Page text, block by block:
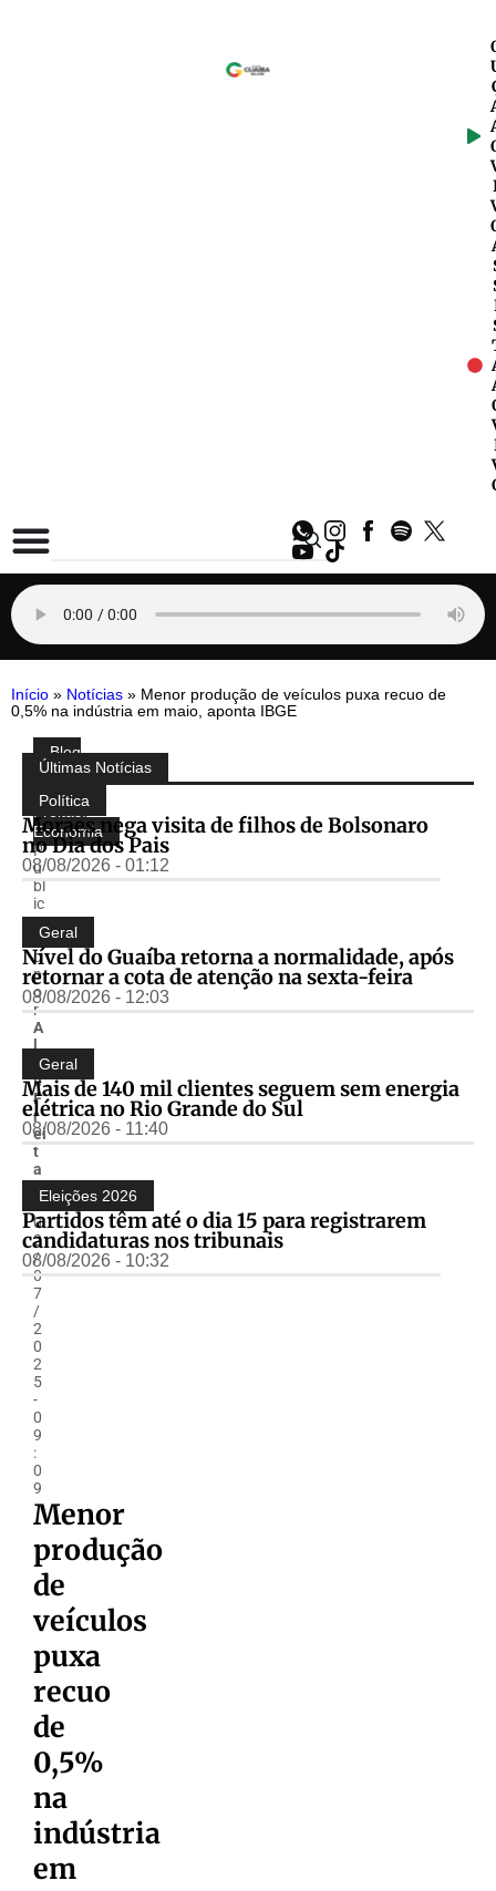
Início » Notícias » Menor produção de veículos puxa recuo de
0,5% na indústria em maio, aponta IBGE
Compartilhe:
Blog
do
Almir
Freitas,
Economia
P
u
bl
ic
a
d
o
p
o
r
A
l
m
ir
F
r
ei
t
a
s
0
2
/
0
7
/
2
0
2
5
-
0
9
:
0
9
Menor
produção
de
veículos
puxa
recuo
de
0,5%
na
indústria
em
Últimas Notícias
Política
Moraes nega visita de filhos de Bolsonaro
no Dia dos Pais
08/08/2026 - 01:12
Geral
Nível do Guaíba retorna a normalidade, após
retornar a cota de atenção na sexta-feira
08/08/2026 - 12:03
Geral
Mais de 140 mil clientes seguem sem energia
elétrica no Rio Grande do Sul
08/08/2026 - 11:40
Eleições 2026
Partidos têm até o dia 15 para registrarem
candidaturas nos tribunais
08/08/2026 - 10:32